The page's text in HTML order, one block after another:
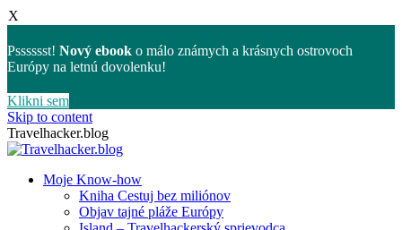
X
Psssssst! Nový ebook o málo známych a krásnych ostrovoch
Európy na letnú dovolenku!
Klikni sem
Skip to content
Travelhacker.blog
Moje Know-how
Kniha Cestuj bez miliónov
Objav tajné pláže Európy